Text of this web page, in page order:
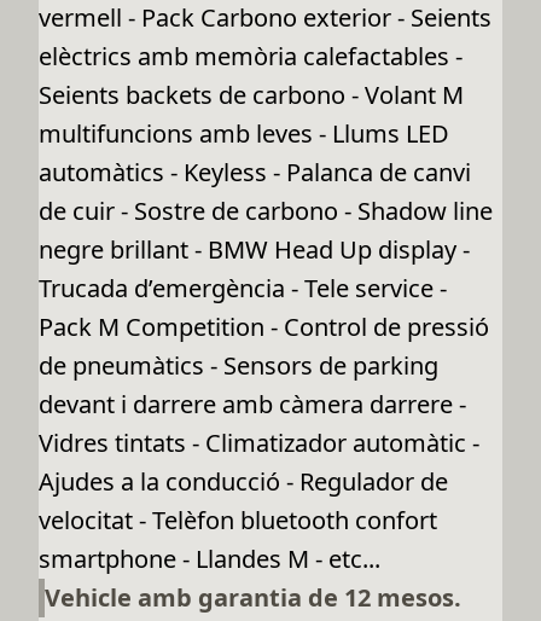
vermell - Pack Carbono exterior - Seients
elèctrics amb memòria calefactables -
Seients backets de carbono - Volant M
multifuncions amb leves - Llums LED
automàtics - Keyless - Palanca de canvi
de cuir - Sostre de carbono - Shadow line
negre brillant - BMW Head Up display -
Trucada d’emergència - Tele service -
Pack M Competition - Control de pressió
de pneumàtics - Sensors de parking
devant i darrere amb càmera darrere -
Vidres tintats - Climatizador automàtic -
Ajudes a la conducció - Regulador de
velocitat - Telèfon bluetooth confort
smartphone - Llandes M - etc...
Vehicle amb garantia de 12 mesos.